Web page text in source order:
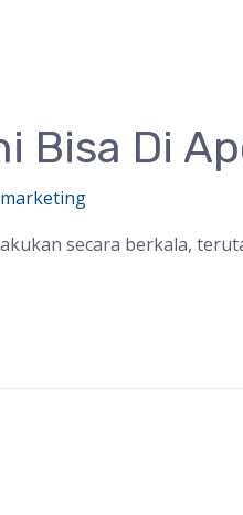
Bisa Di
marketing
secara berkala,